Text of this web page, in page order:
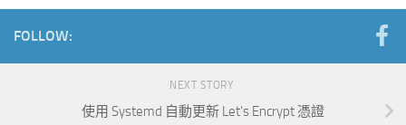
FOLLOW:
NEXT STORY
使用 Systemd 自動更新 Let’s Encrypt 憑證